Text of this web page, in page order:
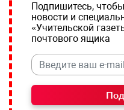
Подпишитесь,
новости и
«Учительской
почтового ящика